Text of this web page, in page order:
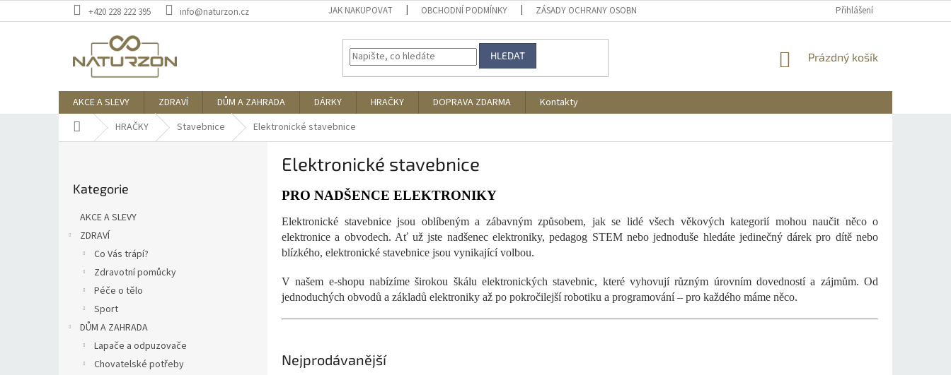
na
+420 228 222 395 info@naturzon.cz JAK NAKUPOVAT OBCHODNÍ PODMÍNKY ZÁSADY OCHRANY OSOBNÍCH ÚDAJŮ DOPRAVA A PLATBA
Přihlášení
HLEDAT
NÁKUPNÍ
Prázdný košík
AKCE A SLEVY ZDRAVÍ DŮM A ZAHRADA DÁRKY HRAČKY DOPRAVA ZDARMA
Kontakty
Domů HRAČKY Stavebnice Elektronické stavebnice
kategorie
Kategorie
AKCE A SLEVY
ZDRAVÍ
Co Vás trápí?
Zdravotní pomůcky
Péče o tělo
Sport
DŮM A ZAHRADA
Lapače a odpuzovače
Chovatelské potřeby
Elektronické stavebnice
PRO NADŠENCE ELEKTRONIKY
Elektronické stavebnice jsou oblíbeným a zábavným způsobem, jak se lidé všech věkových kategorií mohou naučit něco o
elektronice a obvodech. Ať už jste nadšenec elektroniky, pedagog STEM nebo jednoduše hledáte jedinečný dárek pro dítě nebo
blízkého, elektronické stavebnice jsou vynikající volbou.
V našem e-shopu nabízíme širokou škálu elektronických stavebnic, které vyhovují různým úrovním dovedností a zájmům. Od
jednoduchých obvodů a základů elektroniky až po pokročilejší robotiku a programování – pro každého máme něco.
Nejprodávanější